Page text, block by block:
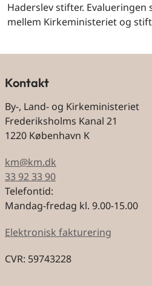
Haderslev stifter. Evalueringen
mellem Kirkeministeriet og
Kontakt
By-, Land- og Kirkeministeriet
Frederiksholms Kanal 21
1220 København K
km@km.dk
33 92 33 90
Telefontid:
Mandag-fredag kl. 9.00-15.00
Elektronisk fakturering
CVR: 59743228